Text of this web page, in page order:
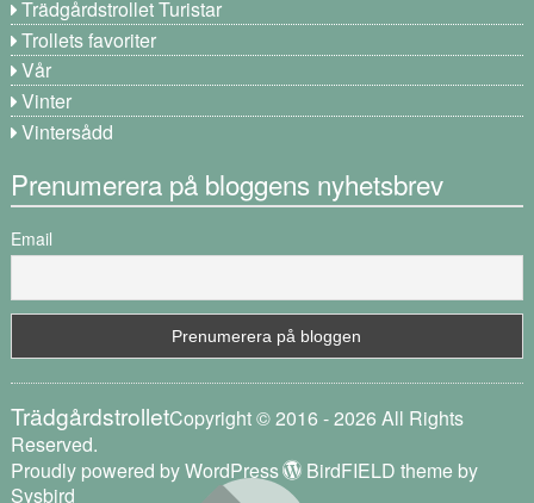
Trädgårdstrollet Turistar
Trollets favoriter
Vår
Vinter
Vintersådd
Prenumerera på bloggens nyhetsbrev
Email
TrädgårdstrolletCopyright © 2016 - 2026 All Rights
Reserved.
Proudly powered by WordPress
BirdFIELD theme by
Sysbird